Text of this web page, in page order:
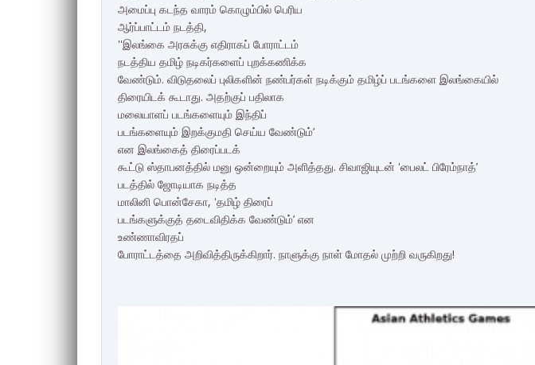
அமைப்பு கடந்த வாரம் கொழும்பில் பெரிய
ஆர்ப்பாட்டம் நடத்தி,
''இலங்கை அரசுக்கு எதிராகப் போராட்டம்
நடத்திய தமிழ் நடிகர்​களைப் புறக்கணிக்க
வேண்டும். விடுதலைப் புலிகளின் நண்பர்கள் நடிக்கும் தமிழ்ப் படங்களை இலங்கையில்
திரையிடக் கூடாது. அதற்குப் பதிலாக
மலையாளப் படங்களையும் இந்திப்
படங்களையும் இறக்குமதி செய்ய வேண்டும்’
என இலங்கைத் திரைப்படக்
கூட்டு ஸ்தாபனத்தில் மனு ஒன்றையும் அளித்தது. சிவாஜியுடன் 'பைலட் பிரேம்நாத்’
படத்தில் ஜோடியாக நடித்த
மாலினி பொன்சேகா, 'தமிழ் திரைப்
படங்களுக்குத் தடைவிதிக்க வேண்டும்’ என
உண்ணாவிரதப்
போராட்டத்தை அறிவித்திருக்கிறார். நாளுக்கு நாள் மோதல் முற்றி வருகிறது!